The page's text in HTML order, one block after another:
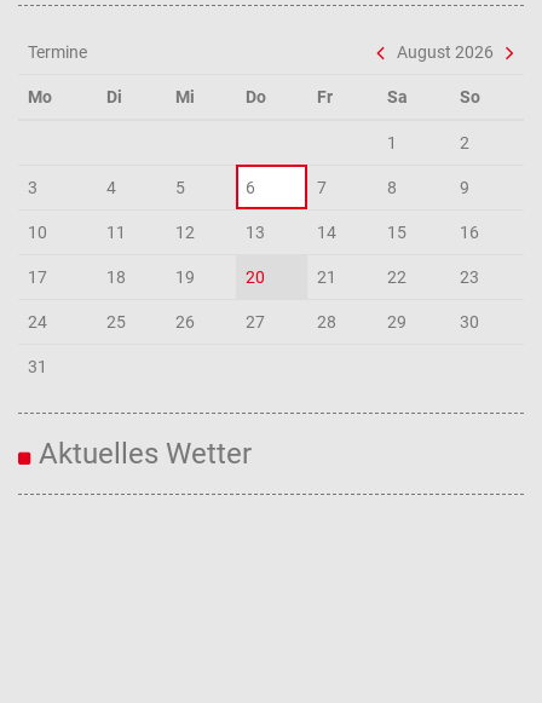
Termine August 2026
Mo Di Mi Do Fr Sa So
1 2
3 4 5 6 7 8 9
10 11 12 13 14 15 16
17 18 19 20 21 22 23
24 25 26 27 28 29 30
31
Aktuelles Wetter